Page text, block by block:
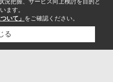
況把握、サービス向上検討を目的と
ます。
いて」 をご確認ください。
る